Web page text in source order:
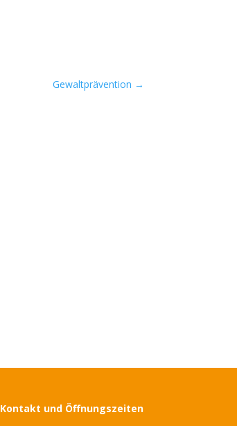
Gewaltprävention →
Kontakt und Öffnungszeiten